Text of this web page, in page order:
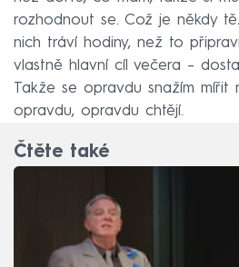
rozhodnout se. Což je někdy
nich tráví hodiny, než to
vlastně hlavní cíl večera –
Takže se opravdu snažím mířit
opravdu, opravdu chtějí.
Čtěte také